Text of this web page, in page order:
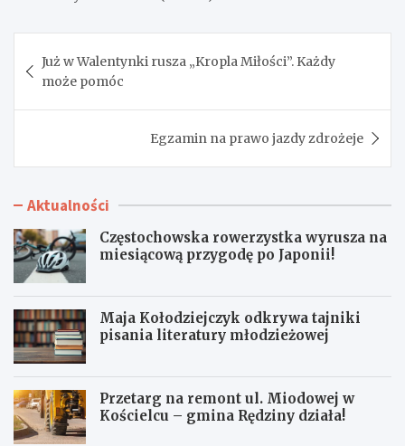
wpisu
Już w Walentynki rusza „Kropla Miłości”. Każdy
może pomóc
Egzamin na prawo jazdy zdrożeje
Aktualności
Częstochowska rowerzystka wyrusza na
miesiącową przygodę po Japonii!
Maja Kołodziejczyk odkrywa tajniki
pisania literatury młodzieżowej
Przetarg na remont ul. Miodowej w
Kościelcu – gmina Rędziny działa!